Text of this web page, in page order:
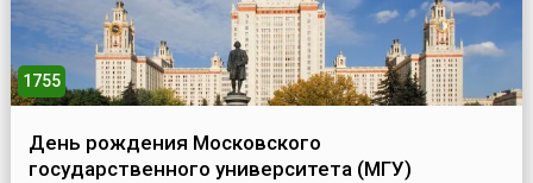
1755
День рождения Московского
государственного университета (МГУ)